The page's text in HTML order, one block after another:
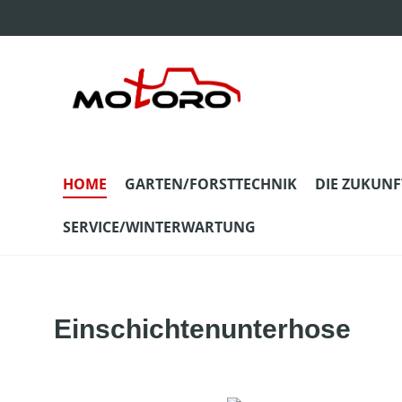
HOME GARTEN/FORSTTECHNIK DIE
SERVICE/WINTERWARTUNG
Einschichtenunterhose